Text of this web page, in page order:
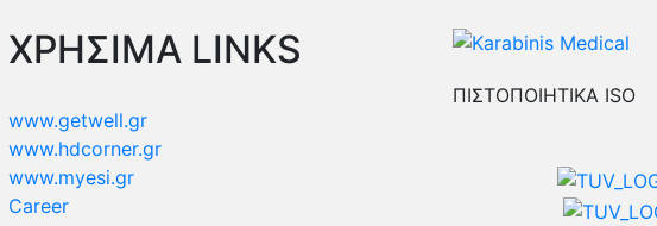
ΧΡΗΣΙΜΑ LINKS
www.getwell.gr
www.hdcorner.gr
www.myesi.gr
Career
ΠΙΣΤΟΠΟΙΗΤΙΚΑ ISO